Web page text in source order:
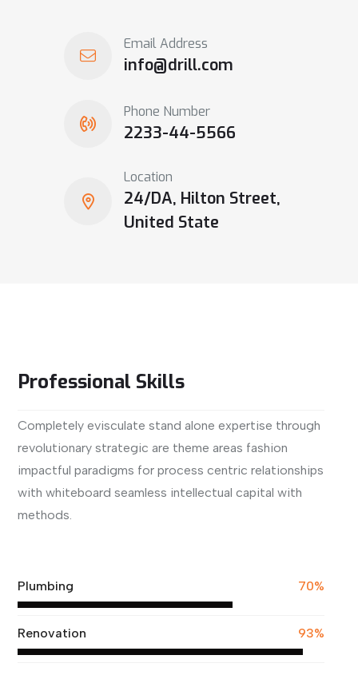
Email Address
info@drill.com
Phone Number
2233-44-5566
Location
24/DA, Hilton Street,
United State
Professional Skills
Completely evisculate stand alone expertise through
revolutionary strategic are theme areas fashion
impactful paradigms for process centric relationships
with whiteboard seamless intellectual capital with
methods.
Plumbing
70%
Renovation 93%